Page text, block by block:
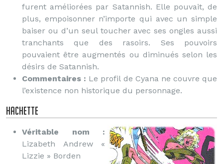
furent améliorées par Satannish. Elle pouvait, de
plus, empoisonner n’importe qui avec un simple
baiser ou d’un seul toucher avec ses ongles aussi
tranchants que des rasoirs. Ses pouvoirs
pouvaient être augmentés ou diminués selon les
désirs de Satannish.
Commentaires : Le profil de Cyana ne couvre que
l’existence non historique du personnage.
Hachette
Véritable nom :
Lizabeth Andrew «
Lizzie » Borden